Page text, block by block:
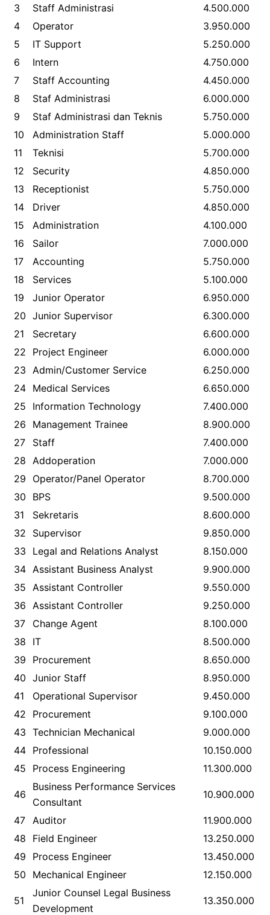
3
Staff Administrasi
4.500.000
4
Operator
3.950.000
5
IT Support
5.250.000
6
Intern
4.750.000
7
Staff Accounting
4.450.000
8
Staf Administrasi
6.000.000
9
Staf Administrasi dan Teknis
5.750.000
10
Administration Staff
5.000.000
11
Teknisi
5.700.000
12
Security
4.850.000
13
Receptionist
5.750.000
14
Driver
4.850.000
15
Administration
4.100.000
16
Sailor
7.000.000
17
Accounting
5.750.000
18
Services
5.100.000
19
Junior Operator
6.950.000
20 Junior Supervisor
6.300.000
21
Secretary
6.600.000
22
Project Engineer
6.000.000
23
Admin/Customer Service
6.250.000
24 Medical Services
6.650.000
25
Information Technology
7.400.000
26
Management Trainee
8.900.000
27
Staff
7.400.000
28
Addoperation
7.000.000
29
Operator/Panel Operator
8.700.000
30
BPS
9.500.000
31
Sekretaris
8.600.000
32
Supervisor
9.850.000
33
Legal and Relations Analyst
8.150.000
34 Assistant Business Analyst
9.900.000
35
Assistant Controller
9.550.000
36
Assistant Controller
9.250.000
37
Change Agent
8.100.000
38
IT
8.500.000
39
Procurement
8.650.000
40 Junior Staff
8.950.000
41
Operational Supervisor
9.450.000
42
Procurement
9.100.000
43 Technician Mechanical
9.000.000
44 Professional
10.150.000
45
Process Engineering 11.300.000
46
Business Performance Services
Consultant
10.900.000
47 Auditor
11.900.000
48
Field Engineer
13.250.000
49
Process Engineer
13.450.000
50
Mechanical Engineer 12.150.000
51
Junior Counsel Legal Business
Development
13.350.000